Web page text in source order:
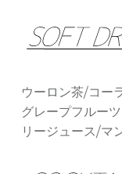
ウーロン茶/コー
グレープフルー
リージュース/マ